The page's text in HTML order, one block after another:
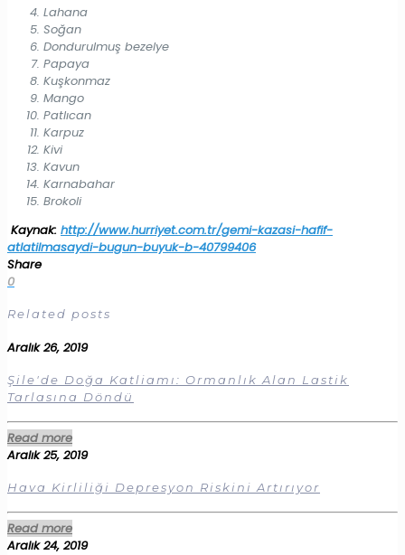
Lahana
Soğan
Dondurulmuş bezelye
Papaya
Kuşkonmaz
Mango
Patlıcan
Karpuz
Kivi
Kavun
Karnabahar
Brokoli
Kaynak: http://www.hurriyet.com.tr/gemi-kazasi-hafif-
atlatilmasaydi-bugun-buyuk-b-40799406
Share
0
Related posts
Aralık 26, 2019
Şile'de Doğa Katliamı: Ormanlık Alan Lastik
Tarlasına Döndü
Read more
Aralık 25, 2019
Hava Kirliliği Depresyon Riskini Artırıyor
Read more
Aralık 24, 2019